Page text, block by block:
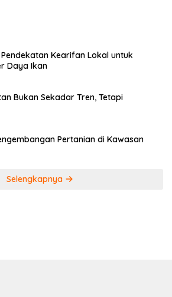
Pendekatan Kearifan Lokal untuk
Daya Ikan
Bukan Sekadar Tren, Tetapi
Pertanian di Kawasan
Selengkapnya